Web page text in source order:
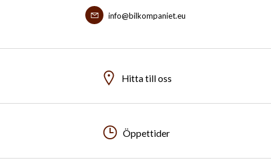
info@bilkompaniet.eu
Hitta till oss
Öppettider